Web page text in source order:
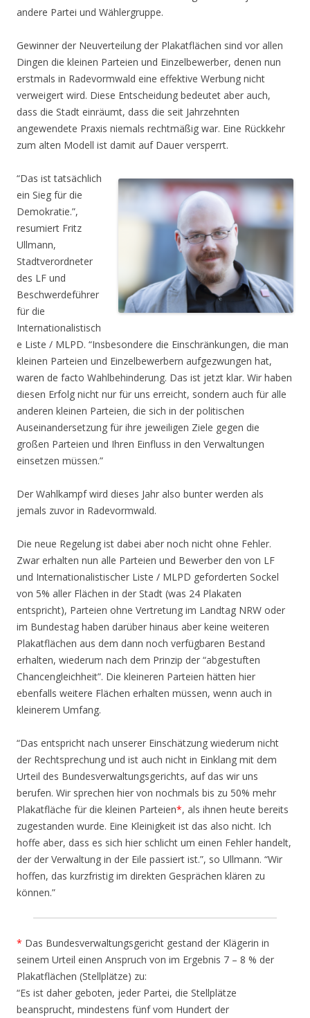
andere Partei und Wählergruppe.
Gewinner der Neuverteilung der Plakatflächen sind vor allen
Dingen die kleinen Parteien und Einzelbewerber, denen nun
erstmals in Radevormwald eine effektive Werbung nicht
verweigert wird. Diese Entscheidung bedeutet aber auch,
dass die Stadt einräumt, dass die seit Jahrzehnten
angewendete Praxis niemals rechtmäßig war. Eine Rückkehr
zum alten Modell ist damit auf Dauer versperrt.
“Das ist tatsächlich
ein Sieg für die
Demokratie.”,
resumiert Fritz
Ullmann,
Stadtverordneter
des LF und
Beschwerdeführer
für die
Internationalistisch
e Liste / MLPD. “Insbesondere die Einschränkungen, die man
kleinen Parteien und Einzelbewerbern aufgezwungen hat,
waren de facto Wahlbehinderung. Das ist jetzt klar. Wir haben
diesen Erfolg nicht nur für uns erreicht, sondern auch für alle
anderen kleinen Parteien, die sich in der politischen
Auseinandersetzung für ihre jeweiligen Ziele gegen die
großen Parteien und Ihren Einfluss in den Verwaltungen
einsetzen müssen.”
Der Wahlkampf wird dieses Jahr also bunter werden als
jemals zuvor in Radevormwald.
Die neue Regelung ist dabei aber noch nicht ohne Fehler.
Zwar erhalten nun alle Parteien und Bewerber den von LF
und Internationalistischer Liste / MLPD geforderten Sockel
von 5% aller Flächen in der Stadt (was 24 Plakaten
entspricht), Parteien ohne Vertretung im Landtag NRW oder
im Bundestag haben darüber hinaus aber keine weiteren
Plakatflächen aus dem dann noch verfügbaren Bestand
erhalten, wiederum nach dem Prinzip der “abgestuften
Chancengleichheit”. Die kleineren Parteien hätten hier
ebenfalls weitere Flächen erhalten müssen, wenn auch in
kleinerem Umfang.
“Das entspricht nach unserer Einschätzung wiederum nicht
der Rechtsprechung und ist auch nicht in Einklang mit dem
Urteil des Bundesverwaltungsgerichts, auf das wir uns
berufen. Wir sprechen hier von nochmals bis zu 50% mehr
Plakatfläche für die kleinen Parteien*, als ihnen heute bereits
zugestanden wurde. Eine Kleinigkeit ist das also nicht. Ich
hoffe aber, dass es sich hier schlicht um einen Fehler handelt,
der der Verwaltung in der Eile passiert ist.”, so Ullmann. “Wir
hoffen, das kurzfristig im direkten Gesprächen klären zu
können.”
* Das Bundesverwaltungsgericht gestand der Klägerin in
seinem Urteil einen Anspruch von im Ergebnis 7 – 8 % der
Plakatflächen (Stellplätze) zu:
“Es ist daher geboten, jeder Partei, die Stellplätze
beansprucht, mindestens fünf vom Hundert der